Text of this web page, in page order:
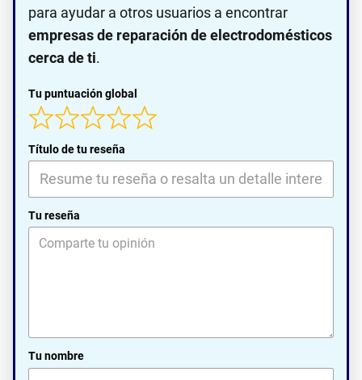
para ayudar a otros usuarios a encontrar
empresas de reparación de electrodomésticos
cerca de ti.
Tu puntuación global
Título de tu reseña
Tu reseña
Tu nombre